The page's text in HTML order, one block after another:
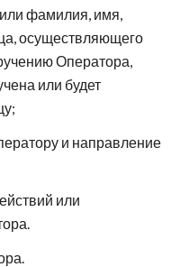
фамилия, имя,
осуществляющего
Оператора,
или будет
и направление
или